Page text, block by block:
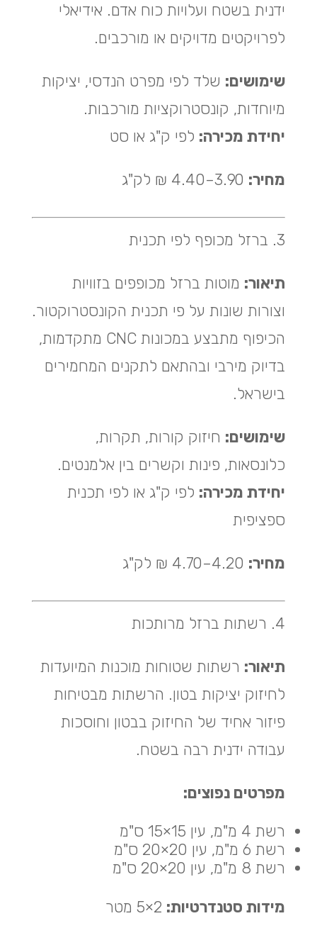
ידנית בשטח ועלויות כוח אדם. אידיאלי
לפרויקטים מדויקים או מורכבים.
שימושים: שלד לפי מפרט הנדסי, יציקות
מיוחדות, קונסטרוקציות מורכבות.
יחידת מכירה: לפי ק"ג או סט
מחיר:
3. ברזל מכופף לפי תכנית
תיאור: מוטות ברזל מכופפים בזוויות
וצורות שונות על פי תכנית הקונסטרוקטור.
הכיפוף מתבצע במכונות CNC מתקדמות,
בדיוק מירבי ובהתאם לתקנים המחמירים
בישראל.
שימושים: חיזוק קורות, תקרות,
כלונסאות, פינות וקשרים בין אלמנטים.
יחידת מכירה: לפי ק"ג או לפי תכנית
ספציפית
מחיר:
4. רשתות ברזל מרותכות
תיאור: רשתות שטוחות מוכנות המיועדות
לחיזוק יציקות בטון. הרשתות מבטיחות
פיזור אחיד של החיזוק בבטון וחוסכות
עבודה ידנית רבה בשטח.
מפרטים נפוצים:
רשת 4 מ"מ, עין 15×15 ס"מ
רשת 6 מ"מ, עין 20×20 ס"מ
רשת 8 מ"מ, עין 20×20 ס"מ
מידות סטנדרטיות: